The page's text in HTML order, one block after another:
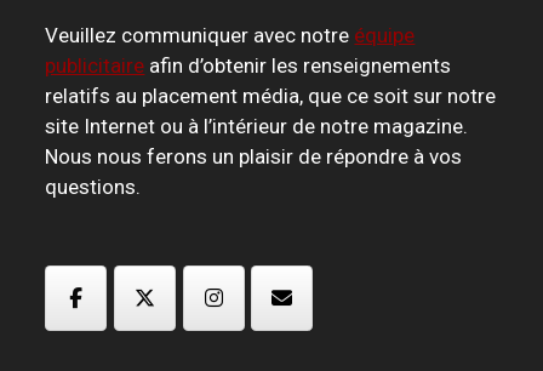
Veuillez communiquer avec notre équipe
publicitaire afin d’obtenir les renseignements
relatifs au placement média, que ce soit sur notre
site Internet ou à l’intérieur de notre magazine.
Nous nous ferons un plaisir de répondre à vos
questions.